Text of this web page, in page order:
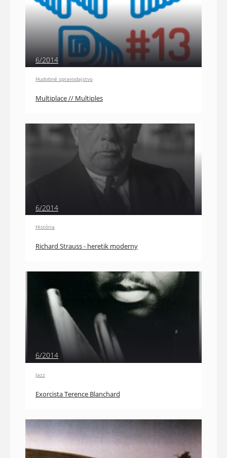
6/2014
Hudobné spravodajstvo
Multiplace // Multiples
6/2014
História
Richard Strauss - heretik moderny
6/2014
Jazz
Exorcista Terence Blanchard